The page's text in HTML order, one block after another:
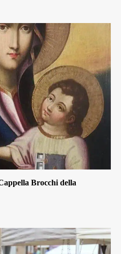
Brocchi della